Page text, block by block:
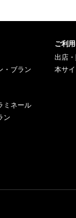
・ブラン
ミネール
ン
ご利
出店
本サ